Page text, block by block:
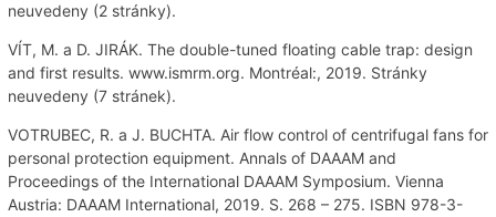
neuvedeny (2 stránky).
VÍT, M. a D. JIRÁK. The double-tuned floating cable trap: design
and first results. www.ismrm.org. Montréal:, 2019. Stránky
neuvedeny (7 stránek).
VOTRUBEC, R. a J. BUCHTA. Air flow control of centrifugal fans for
personal protection equipment. Annals of DAAAM and
Proceedings of the International DAAAM Symposium. Vienna
Austria: DAAAM International, 2019. S. 268 – 275. ISBN 978-3-